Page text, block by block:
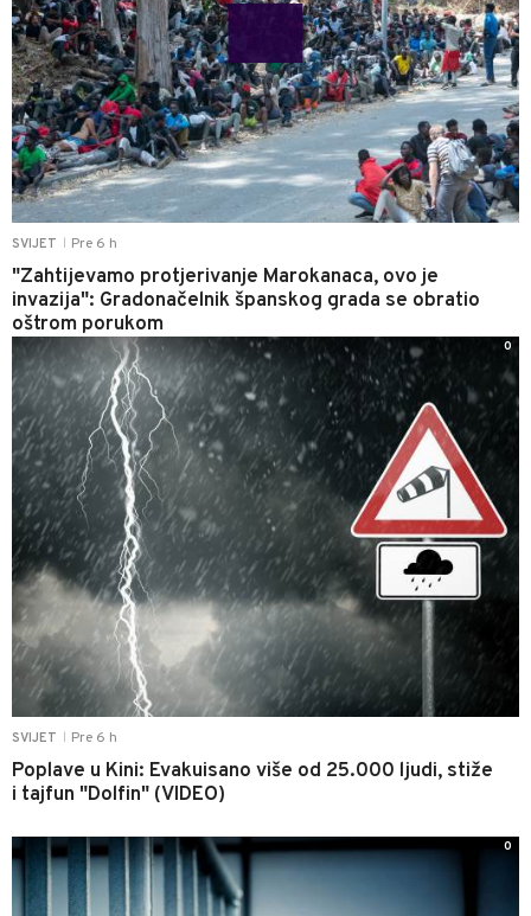
SVIJET Pre 6 h
"Zahtijevamo protjerivanje Marokanaca, ovo je
invazija": Gradonačelnik španskog grada se obratio
oštrom porukom
SVIJET Pre 6 h
Poplave u Kini: Evakuisano više od 25.000 ljudi, stiže
i tajfun "Dolfin" (VIDEO)
0
0